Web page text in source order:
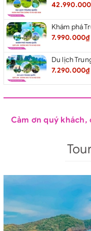
7.990.000₫
7.290.000₫
Cảm ơn quý khách,